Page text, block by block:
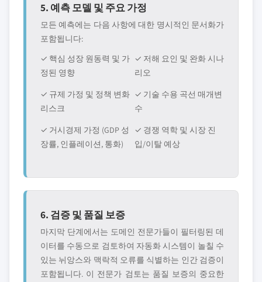
5. 예측 모델 및 주요 가정
모든 예측에는 다음 사항에 대한 명시적인 문서화가
포함됩니다:
✓ 핵심 성장 원동력 및 가
정된 영향
✓ 저해 요인 및 완화 시나
리오
✓ 규제 가정 및 정책 변화
리스크
✓ 기술 수용 곡선 매개변
수
✓ 거시경제 가정 (GDP 성
장률, 인플레이션, 통화)
✓ 경쟁 역학 및 시장 진
입/이탈 예상
6. 검증 및 품질 보증
마지막 단계에서는 도메인 전문가들이 필터링된 데
이터를 수동으로 검토하여 자동화 시스템이 놀칠 수
있는 뉘앙스와 맥락적 오류를 식별하는 인간 검증이
포함됩니다. 이 전문가 검토는 품질 보증의 중요한